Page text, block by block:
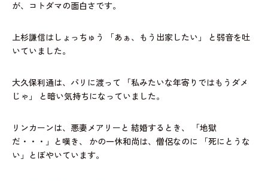
が、コトダマの面白さです。
上杉謙信はしょっちゅう 「あぁ、もう出家したい」
と弱音を吐
いていました。
大久保利通は、パリに渡って
「私みたいな年寄りではもうダメ
じゃ」
と暗い気持ちになっていました。
リンカーンは、悪妻メアリーと 結婚するとき、
「地獄
だ・・・」と嘆き、
かの一休和尚は、僧侶なのに
「死にとうな
い」とぼやいています。